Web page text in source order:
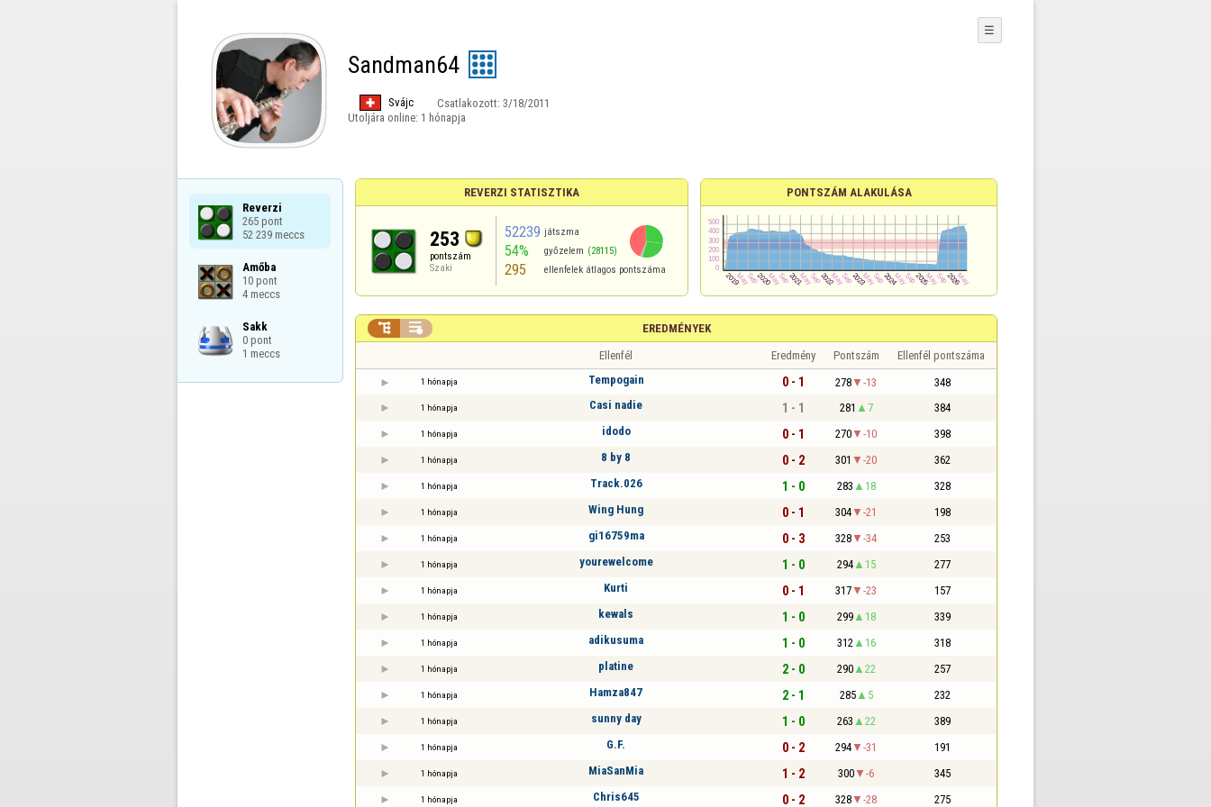
Sandman64
Svájc Csatlakozott: 3/18/2011
Utoljára online: 1 hónapja
☰
Reverzi
265 pont
52 239 meccs
Amőba
10 pont
4 meccs
Sakk
0 pont
1 meccs
REVERZI STATISZTIKA
253
pontszám
Szaki
52239 játszma
54% győzelem (28115)
295 ellenfelek átlagos pontszáma
PONTSZÁM ALAKULÁSA
EREDMÉNYEK
 
Ellenfél Eredmény Pontszám Ellenfél pontszáma
1 hónapja Tempogain 0 - 1 278 -13 348
1 hónapja Casi nadie 1 - 1 281 7 384
1 hónapja idodo 0 - 1 270 -10 398
1 hónapja 8 by 8 0 - 2 301 -20 362
1 hónapja Track.026 1 - 0 283 18 328
1 hónapja Wing Hung 0 - 1 304 -21 198
1 hónapja gi16759ma 0 - 3 328 -34 253
1 hónapja yourewelcome 1 - 0 294 15 277
1 hónapja Kurti 0 - 1 317 -23 157
1 hónapja kewals 1 - 0 299 18 339
1 hónapja adikusuma 1 - 0 312 16 318
1 hónapja platine 2 - 0 290 22 257
1 hónapja Hamza847 2 - 1 285 5 232
1 hónapja sunny day 1 - 0 263 22 389
1 hónapja G.F. 0 - 2 294 -31 191
1 hónapja MiaSanMia 1 - 2 300 -6 345
1 hónapja Chris645 0 - 2 328 -28 275